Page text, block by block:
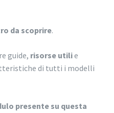
da scoprire.
guide, risorse utilie
di tutti i modelli
presente su questa